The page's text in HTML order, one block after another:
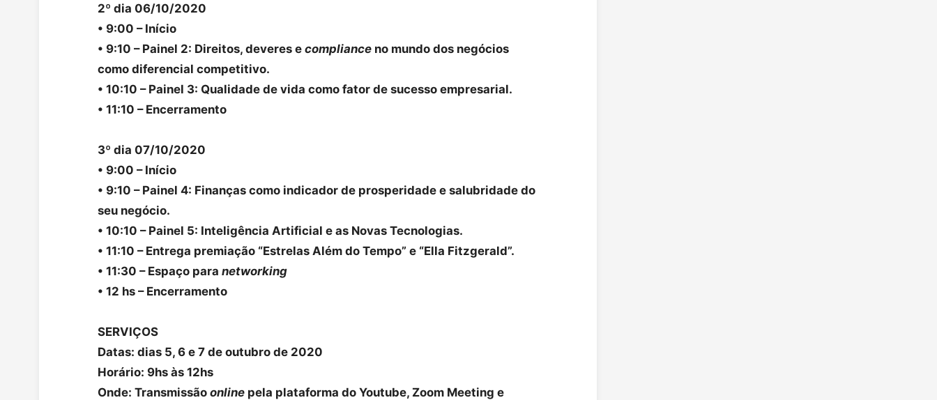
2º dia 06/10/2020
• 9:00 – Início
• 9:10 – Painel 2: Direitos, deveres e compliance no mundo dos negócios
como diferencial competitivo.
• 10:10 – Painel 3: Qualidade de vida como fator de sucesso empresarial.
• 11:10 – Encerramento
3º dia 07/10/2020
• 9:00 – Início
• 9:10 – Painel 4: Finanças como indicador de prosperidade e salubridade do
seu negócio.
• 10:10 – Painel 5: Inteligência Artificial e as Novas Tecnologias.
• 11:10 – Entrega premiação “Estrelas Além do Tempo” e “Ella Fitzgerald”.
• 11:30 – Espaço para networking
• 12 hs – Encerramento
SERVIÇOS
Datas: dias 5, 6 e 7 de outubro de 2020
Horário: 9hs às 12hs
Onde: Transmissão online pela plataforma do Youtube, Zoom Meeting e